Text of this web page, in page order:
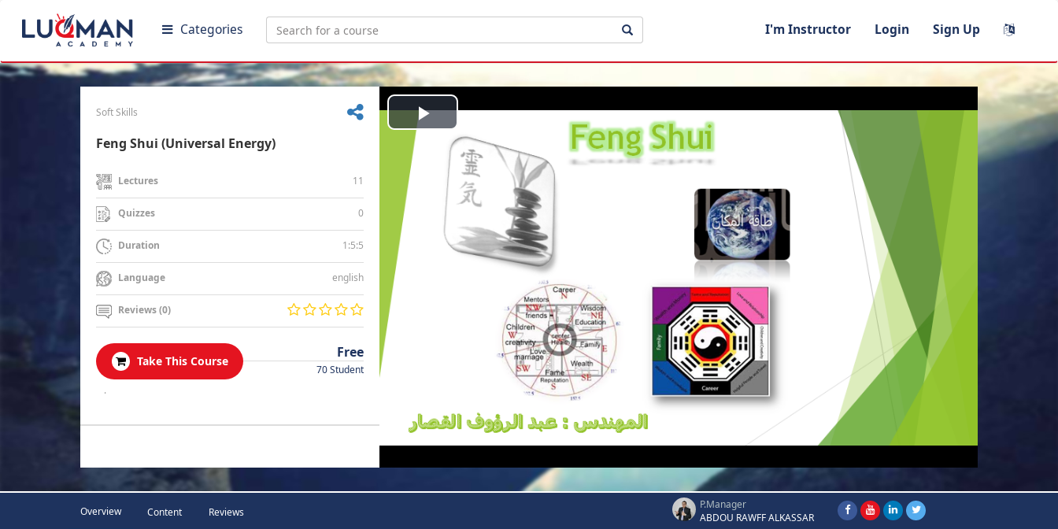
Categories I'm Instructor Login Sign Up
Soft Skills
Feng Shui (Universal Energy)
Lectures 11
Quizzes 0
Duration 1:5:5
Language english
Reviews (0)
Take This Course
Free
70 Student
.
Play
Video
Overview Content Reviews
P.Manager
ABDOU RAWFF ALKASSAR